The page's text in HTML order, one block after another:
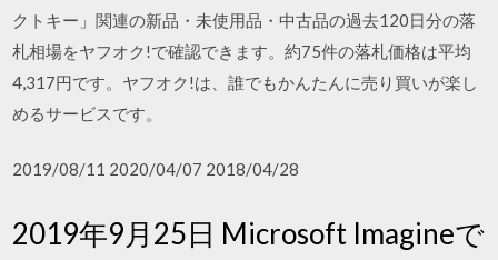
クトキー」関連の新品・未使用品・中古品の過去120日分の落
札相場をヤフオク!で確認できます。約75件の落札価格は平均
4,317円です。ヤフオク!は、誰でもかんたんに売り買いが楽し
めるサービスです。
2019/08/11 2020/04/07 2018/04/28
2019年9月25日 Microsoft Imagineで